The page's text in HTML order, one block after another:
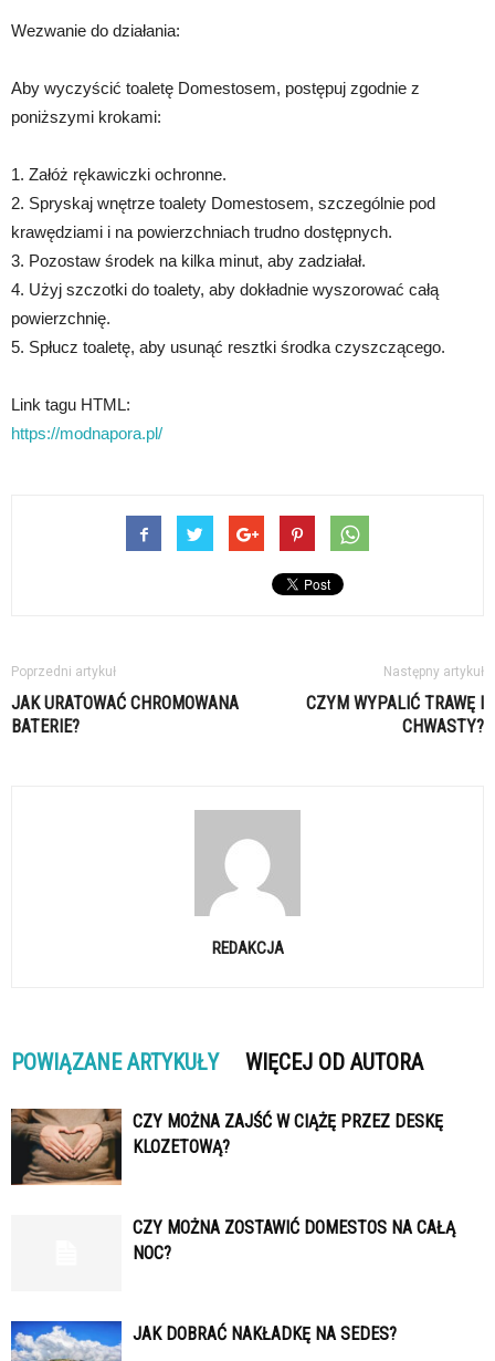
Wezwanie do działania:
Aby wyczyścić toaletę Domestosem, postępuj zgodnie z
poniższymi krokami:
1. Załóż rękawiczki ochronne.
2. Spryskaj wnętrze toalety Domestosem, szczególnie pod
krawędziami i na powierzchniach trudno dostępnych.
3. Pozostaw środek na kilka minut, aby zadziałał.
4. Użyj szczotki do toalety, aby dokładnie wyszorować całą
powierzchnię.
5. Spłucz toaletę, aby usunąć resztki środka czyszczącego.
Link tagu HTML:
https://modnapora.pl/
Poprzedni artykuł
JAK URATOWAĆ CHROMOWANA
BATERIE?
Następny artykuł
CZYM WYPALIĆ TRAWĘ I
CHWASTY?
REDAKCJA
POWIĄZANE ARTYKUŁY WIĘCEJ OD AUTORA
CZY MOŻNA ZAJŚĆ W CIĄŻĘ PRZEZ DESKĘ
KLOZETOWĄ?
CZY MOŻNA ZOSTAWIĆ DOMESTOS NA CAŁĄ
NOC?
JAK DOBRAĆ NAKŁADKĘ NA SEDES?